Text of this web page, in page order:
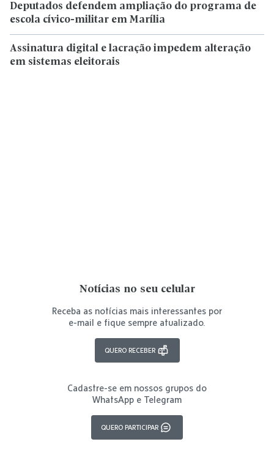
Deputados defendem ampliação do programa de
escola cívico-militar em Marília
Assinatura digital e lacração impedem alteração
em sistemas eleitorais
Notícias no seu celular
Receba as notícias mais interessantes por
e-mail e fique sempre atualizado.
QUERO RECEBER
Cadastre-se em nossos grupos do
WhatsApp e Telegram
QUERO PARTICIPAR